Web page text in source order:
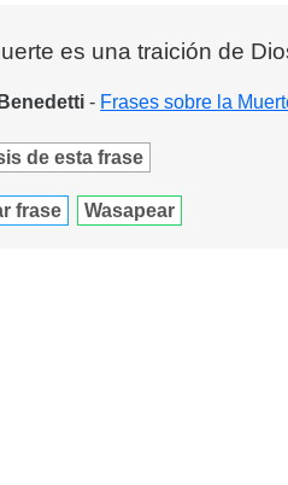
es una traición de
- Frases sobre la
de esta frase
frase Wasapear